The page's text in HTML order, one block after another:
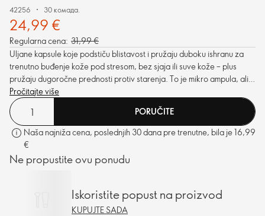
42256 30 комада.
24,99 €
Regularna cena: 31,99 €
Uljane kapsule koje podstiču blistavost i pružaju duboku ishranu za
trenutno buđenje kože pod stresom, bez sjaja ili suve kože – plus
pružaju dugoročne prednosti protiv starenja. To je mikro ampula, ali s
mega uticajem.
Pročitajte više
PORUČITE
Naša najniža cena, poslednjih 30 dana pre trenutne, bila je 16,99
€
Ne propustite ovu ponudu
Iskoristite popust na proizvod
KUPUJTE SADA